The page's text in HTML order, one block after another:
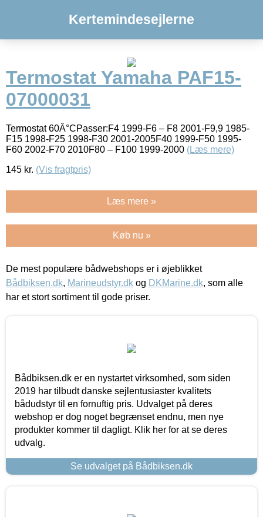
Kertemindesejlerne
Termostat Yamaha PAF15-
07000031
Termostat 60Â°CPasser:F4 1999-F6 – F8 2001-F9,9 1985-
F15 1998-F25 1998-F30 2001-2005F40 1999-F50 1995-
F60 2002-F70 2010F80 – F100 1999-2000 (Læs mere)
145 kr. (Vis fragtpris)
Læs mere »
Køb nu »
De mest populære bådwebshops er i øjeblikket
Bådbiksen.dk, Marineudstyr.dk og DKMarine.dk, som alle
har et stort sortiment til gode priser.
Bådbiksen.dk er en nystartet virksomhed, som siden
2019 har tilbudt danske sejlentusiaster kvalitets
bådudstyr til en fornuftig pris. Udvalget på deres
webshop er dog noget begrænset endnu, men nye
produkter kommer til dagligt. Klik her for at se deres
udvalg.
Se udvalget på Bådbiksen.dk